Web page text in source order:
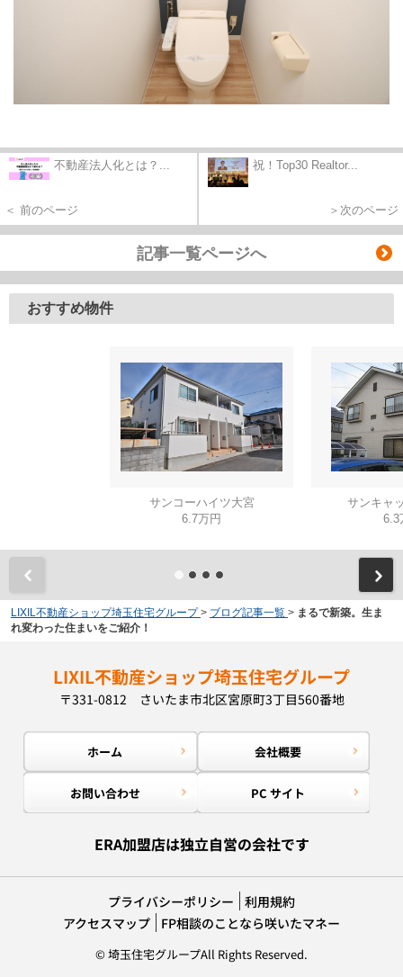
不動産法人化とは？...
＜ 前のページ
祝！Top30 Realtor...
＞次のページ
記事一覧ページへ
おすすめ物件
サンコーハイツ大宮
6.7万円
サンキャ
6.3
LIXIL不動産ショップ埼玉住宅グループ > ブログ記事一覧 > まるで新築。生ま
れ変わった住まいをご紹介！
LIXIL不動産ショップ埼玉住宅グループ
〒331-0812 さいたま市北区宮原町3丁目560番地
ホーム 会社概要
お問い合わせ PC サイト
ERA加盟店は独立自営の会社です
プライバシーポリシー
利用規約
アクセスマップ
FP相談のことなら咲いたマネー
© 埼玉住宅グループAll Rights Reserved.